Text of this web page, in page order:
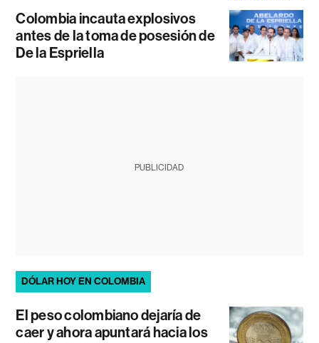
Colombia incauta explosivos
antes de la toma de posesión de
De la Espriella
PUBLICIDAD
DÓLAR HOY EN COLOMBIA
El peso colombiano dejaría de
caer y ahora apuntará hacia los